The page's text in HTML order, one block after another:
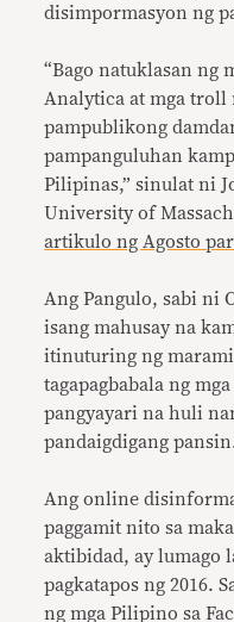
disimpormasyon ng
“Bago natuklasan ng
Analytica at mga troll
pampublikong
pampanguluhan
Pilipinas,” sinulat ni
University of
artikulo ng Agosto
Ang Pangulo, sabi ni
isang mahusay na
itinuturing ng
tagapagbabala ng
pangyayari na huli
pandaigdigang
Ang online
paggamit nito sa
aktibidad, ay lumago
pagkatapos ng 2016.
ng mga Pilipino sa